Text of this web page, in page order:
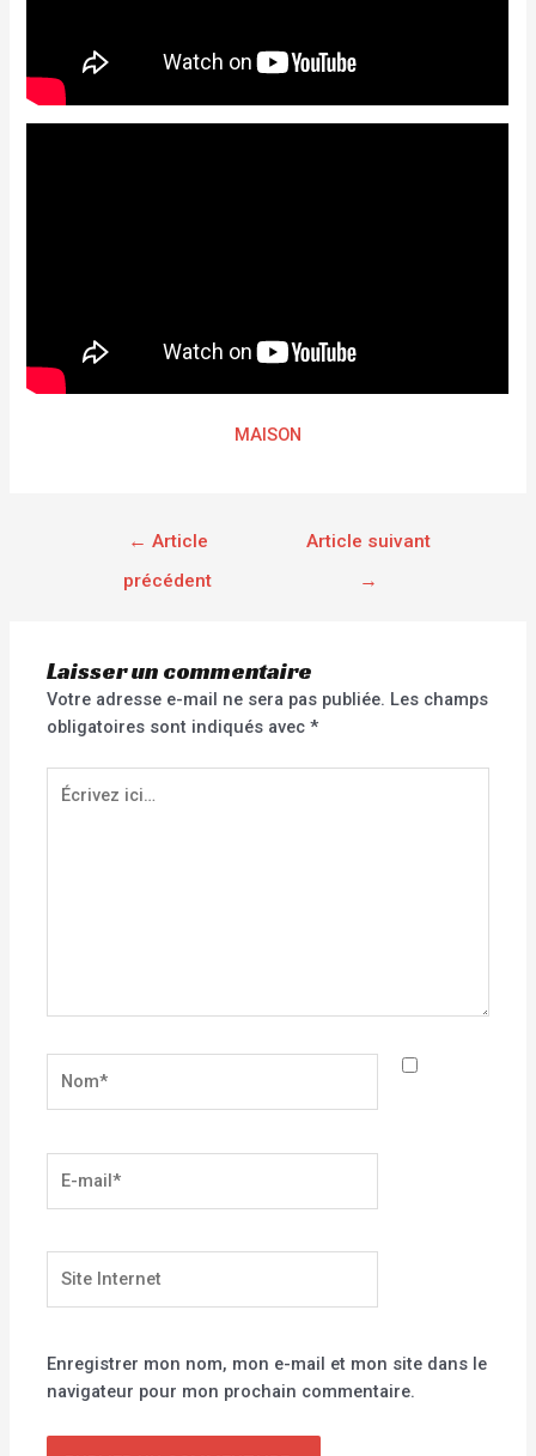
MAISON
← Article
précédent
Article suivant
→
Laisser un commentaire
Votre adresse e-mail ne sera pas publiée. Les champs
obligatoires sont indiqués avec*
Écrivez
ici…
mail*
Internet
Enregistrer mon nom, mon e-mail et mon site dans le
navigateur pour mon prochain commentaire.